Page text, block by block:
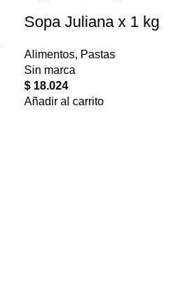
Sopa Juliana x 1 kg
Alimentos, Pastas
Sin marca
$ 18.024
Añadir al carrito